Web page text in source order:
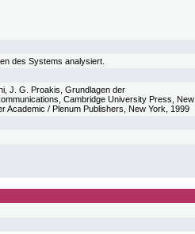
des Systems analysiert.
J. G. Proakis, Grundlagen der
Cambridge University Press, New
Academic / Plenum Publishers, New York, 1999